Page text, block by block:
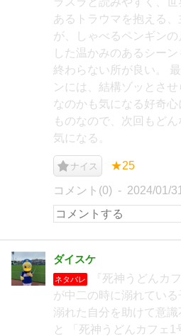
あるトラウマを抱える
が、しゃべるペンギン
した温かみのあるシー
終わらない所が良い。
ンには、結構ゾッとさ
なのかも気になる好奇
ものなので、次回もど
気になる。
ナイス ★25
コメント(0) 2024/01/31
ダイスケ
ネタバレ
『死神うどんカ
が中二の時に溺れてい
溺れた自分を助けて意
と 「死神うどんカフェ